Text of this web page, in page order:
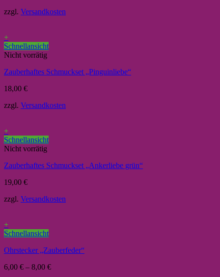
zzgl. Versandkosten
+
Schnellansicht
Nicht vorrätig
Zauberhaftes Schmuckset „Pinguinliebe“
18,00 €
zzgl. Versandkosten
+
Schnellansicht
Nicht vorrätig
Zauberhaftes Schmuckset „Ankerliebe grün“
19,00 €
zzgl. Versandkosten
+
Schnellansicht
Ohrstecker „Zauberfeder“
6,00 € – 8,00 €